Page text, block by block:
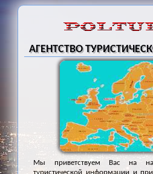
АГЕНТСТВО
Мы приветствуем Вас на